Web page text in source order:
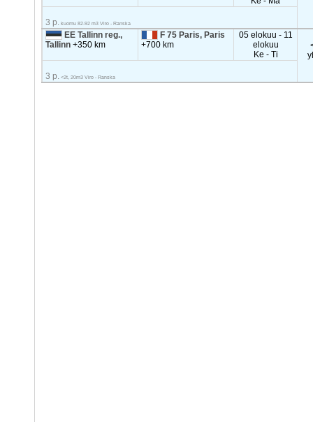
3 p. kuomu 82-92 m3 Viro - Ranska
EE Tallinn reg.,
Tallinn+350 km
F 75 Paris, Paris
+700 km
05 elokuu - 11
elokuu
Ke - Ti
3 p. <2t, 20m3 Viro - Ranska